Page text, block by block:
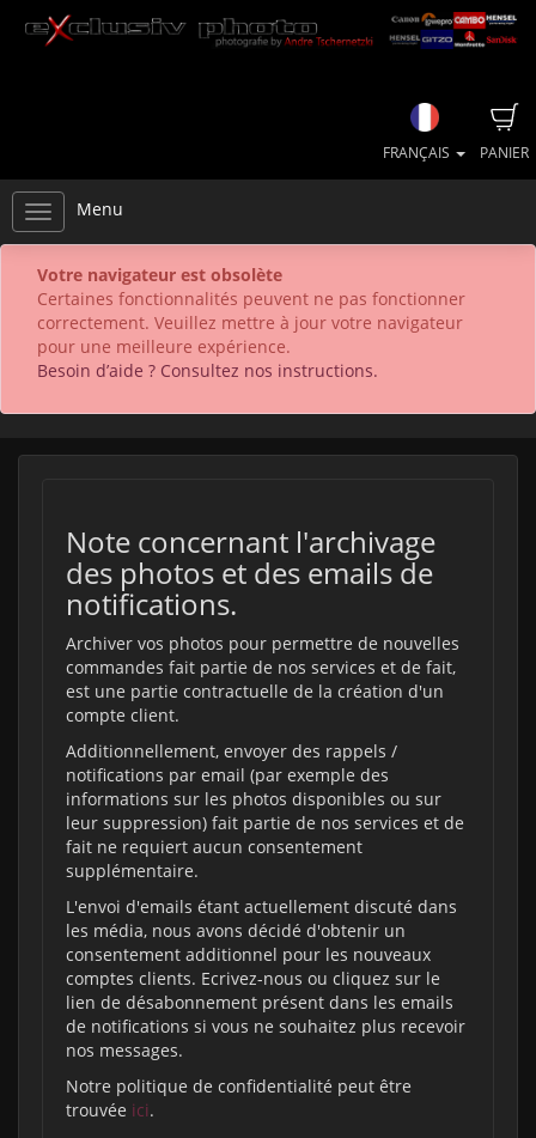
PANIER
FRANÇAIS
Menu
Votre navigateur est obsolète
Certaines fonctionnalités peuvent ne pas fonctionner
correctement. Veuillez mettre à jour votre navigateur
pour une meilleure expérience.
Besoin d’aide ? Consultez nos instructions.
Note concernant l'archivage
des photos et des emails de
notifications.
Archiver vos photos pour permettre de nouvelles
commandes fait partie de nos services et de fait,
est une partie contractuelle de la création d'un
compte client.
Additionnellement, envoyer des rappels /
notifications par email (par exemple des
informations sur les photos disponibles ou sur
leur suppression) fait partie de nos services et de
fait ne requiert aucun consentement
supplémentaire.
L'envoi d'emails étant actuellement discuté dans
les média, nous avons décidé d'obtenir un
consentement additionnel pour les nouveaux
comptes clients. Ecrivez-nous ou cliquez sur le
lien de désabonnement présent dans les emails
de notifications si vous ne souhaitez plus recevoir
nos messages.
Notre politique de confidentialité peut être
trouvée ici.